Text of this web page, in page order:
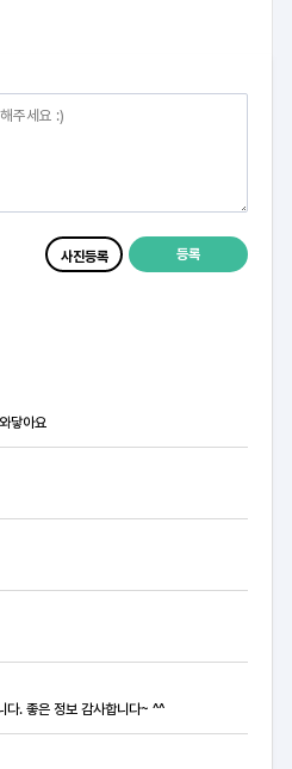
사진등록 등록
닿아요
다. 좋은 정보 감사합니다~ ^^